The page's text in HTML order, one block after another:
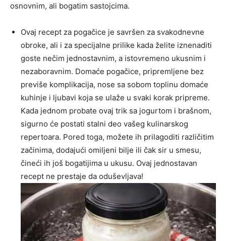
osnovnim, ali bogatim sastojcima.
Ovaj recept za pogačice je savršen za svakodnevne
obroke, ali i za specijalne prilike kada želite iznenaditi
goste nečim jednostavnim, a istovremeno ukusnim i
nezaboravnim. Domaće pogačice, pripremljene bez
previše komplikacija, nose sa sobom toplinu domaće
kuhinje i ljubavi koja se ulaže u svaki korak pripreme.
Kada jednom probate ovaj trik sa jogurtom i brašnom,
sigurno će postati stalni deo vašeg kulinarskog
repertoara. Pored toga, možete ih prilagoditi različitim
začinima, dodajući omiljeni bilje ili čak sir u smesu,
čineći ih još bogatijima u ukusu. Ovaj jednostavan
recept ne prestaje da oduševljava!